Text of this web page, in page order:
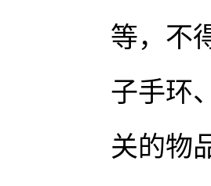
等，不
子手环
关的物